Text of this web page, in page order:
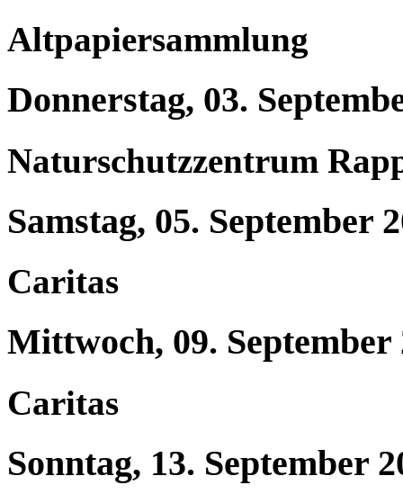
Altpapiersammlung
Donnerstag, 03.
Naturschutzzentrum
Samstag, 05. September
Caritas
Mittwoch, 09. September
Caritas
Sonntag, 13. September